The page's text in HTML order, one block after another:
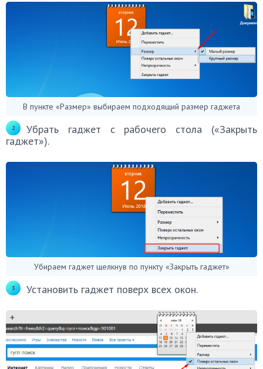
В пункте «Размер» выбираем подходящий размер гаджета
Убрать гаджет с рабочего стола («Закрыть
гаджет»).
Убираем гаджет щелкнув по пункту «Закрыть гаджет»
Установить гаджет поверх всех окон.